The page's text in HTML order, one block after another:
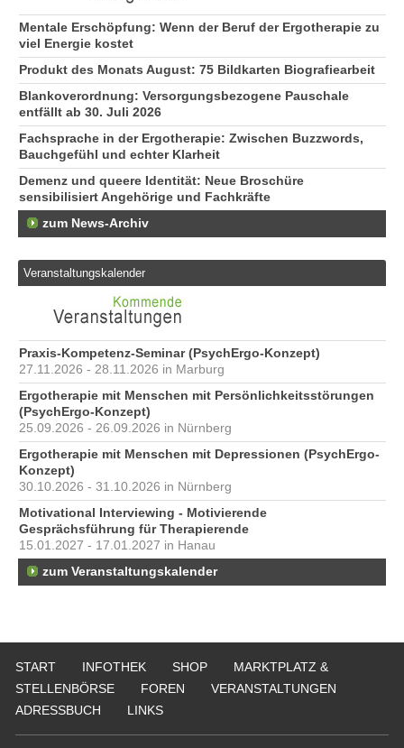
Mentale Erschöpfung: Wenn der Beruf der Ergotherapie zu
viel Energie kostet
Produkt des Monats August: 75 Bildkarten Biografiearbeit
Blankoverordnung: Versorgungsbezogene Pauschale
entfällt ab 30. Juli 2026
Fachsprache in der Ergotherapie: Zwischen Buzzwords,
Bauchgefühl und echter Klarheit
Demenz und queere Identität: Neue Broschüre
sensibilisiert Angehörige und Fachkräfte
zum News-Archiv
Veranstaltungskalender
Praxis-Kompetenz-Seminar (PsychErgo-Konzept)
27.11.2026 - 28.11.2026 in Marburg
Ergotherapie mit Menschen mit Persönlichkeitsstörungen
(PsychErgo-Konzept)
25.09.2026 - 26.09.2026 in Nürnberg
Ergotherapie mit Menschen mit Depressionen (PsychErgo-
Konzept)
30.10.2026 - 31.10.2026 in Nürnberg
Motivational Interviewing - Motivierende
Gesprächsführung für Therapierende
15.01.2027 - 17.01.2027 in Hanau
zum Veranstaltungskalender
START INFOTHEK SHOP
MARKTPLATZ &
STELLENBÖRSE
FOREN
VERANSTALTUNGEN
ADRESSBUCH
LINKS